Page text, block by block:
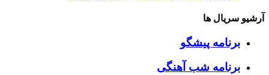
آرشیو سریال ها
برنامه پیشگو
برنامه شب آهنگی